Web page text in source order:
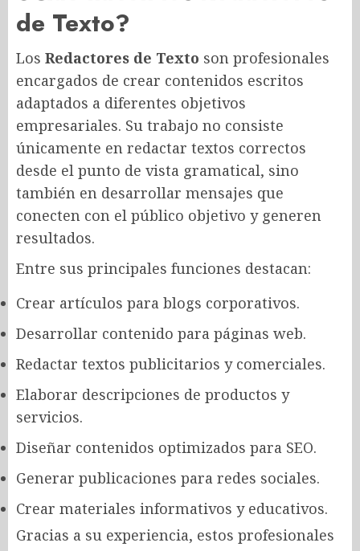
de Texto?
Los Redactores de Texto son profesionales
encargados de crear contenidos escritos
adaptados a diferentes objetivos
empresariales. Su trabajo no consiste
únicamente en redactar textos correctos
desde el punto de vista gramatical, sino
también en desarrollar mensajes que
conecten con el público objetivo y generen
resultados.
Entre sus principales funciones destacan:
Crear artículos para blogs corporativos.
Desarrollar contenido para páginas web.
Redactar textos publicitarios y comerciales.
Elaborar descripciones de productos y
servicios.
Diseñar contenidos optimizados para SEO.
Generar publicaciones para redes sociales.
Crear materiales informativos y educativos.
Gracias a su experiencia, estos profesionales